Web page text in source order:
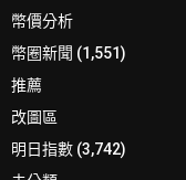
幣價分析
幣圈新聞 (1,551)
推薦
改圖區
明日指數 (3,742)